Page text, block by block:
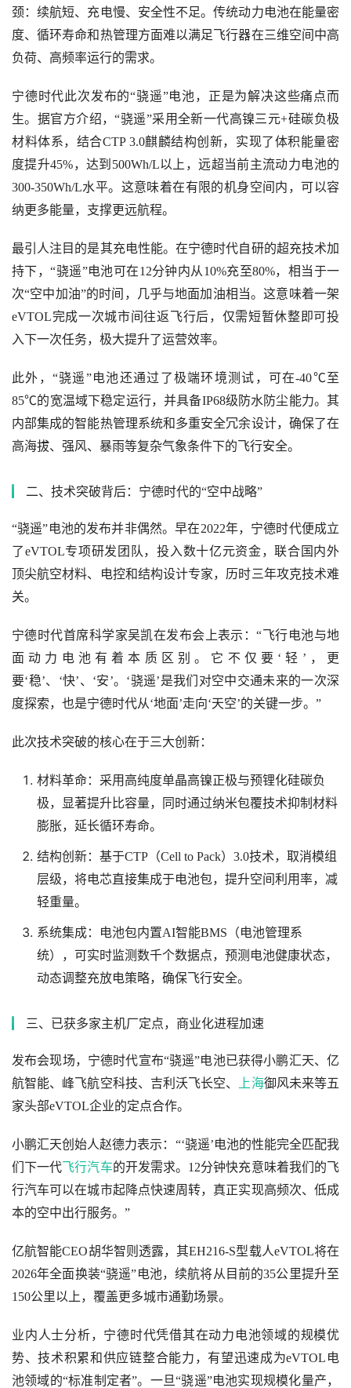
颈：续航短、充电慢、安全性不足。传统动力电池在能量密
度、循环寿命和热管理方面难以满足飞行器在三维空间中高
负荷、高频率运行的需求。
宁德时代此次发布的“骁遥”电池，正是为解决这些痛点而
生。据官方介绍，“骁遥”采用全新一代高镍三元+硅碳负极
材料体系，结合CTP 3.0麒麟结构创新，实现了体积能量密
度提升45%，达到500Wh/L以上，远超当前主流动力电池的
300-350Wh/L水平。这意味着在有限的机身空间内，可以容
纳更多能量，支撑更远航程。
最引人注目的是其充电性能。在宁德时代自研的超充技术加
持下，“骁遥”电池可在12分钟内从10%充至80%，相当于一
次“空中加油”的时间，几乎与地面加油相当。这意味着一架
eVTOL完成一次城市间往返飞行后，仅需短暂休整即可投
入下一次任务，极大提升了运营效率。
此外，“骁遥”电池还通过了极端环境测试，可在-40℃至
85℃的宽温域下稳定运行，并具备IP68级防水防尘能力。其
内部集成的智能热管理系统和多重安全冗余设计，确保了在
高海拔、强风、暴雨等复杂气象条件下的飞行安全。
二、技术突破背后：宁德时代的“空中战略”
“骁遥”电池的发布并非偶然。早在2022年，宁德时代便成立
了eVTOL专项研发团队，投入数十亿元资金，联合国内外
顶尖航空材料、电控和结构设计专家，历时三年攻克技术难
关。
宁德时代首席科学家吴凯在发布会上表示：“飞行电池与地
面动力电池有着本质区别。它不仅要‘轻’，更
要‘稳’、‘快’、‘安’。‘骁遥’是我们对空中交通未来的一次深
度探索，也是宁德时代从‘地面’走向‘天空’的关键一步。”
此次技术突破的核心在于三大创新：
材料革命：采用高纯度单晶高镍正极与预锂化硅碳负
极，显著提升比容量，同时通过纳米包覆技术抑制材料
膨胀，延长循环寿命。
结构创新：基于CTP（Cell to Pack）3.0技术，取消模组
层级，将电芯直接集成于电池包，提升空间利用率，减
轻重量。
系统集成：电池包内置AI智能BMS（电池管理系
统），可实时监测数千个数据点，预测电池健康状态，
动态调整充放电策略，确保飞行安全。
三、已获多家主机厂定点，商业化进程加速
发布会现场，宁德时代宣布“骁遥”电池已获得小鹏汇天、亿
航智能、峰飞航空科技、吉利沃飞长空、
上海御风未来等五
家头部eVTOL企业的定点合作。
小鹏汇天创始人赵德力表示：“‘骁遥’电池的性能完全匹配我
们下一代飞行汽车的开发需求。12分钟快充意味着我们的飞
行汽车可以在城市起降点快速周转，真正实现高频次、低成
本的空中出行服务。”
亿航智能CEO胡华智则透露，其EH216-S型载人eVTOL将在
2026年全面换装“骁遥”电池，续航将从目前的35公里提升至
150公里以上，覆盖更多城市通勤场景。
业内人士分析，宁德时代凭借其在动力电池领域的规模优
势、技术积累和供应链整合能力，有望迅速成为eVTOL电
池领域的“标准制定者”。一旦“骁遥”电池实现规模化量产，